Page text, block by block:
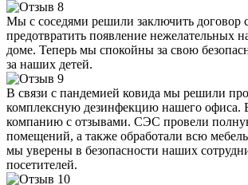
Мы с соседями решили заключить
предотвратить появление нежелательных
доме. Теперь мы спокойны за свою
за наших детей.
В связи с пандемией ковида мы решили
комплексную дезинфекцию нашего офиса.
компанию с отзывами. СЭС провели
помещений, а также обработали всю
мы уверены в безопасности наших
посетителей.